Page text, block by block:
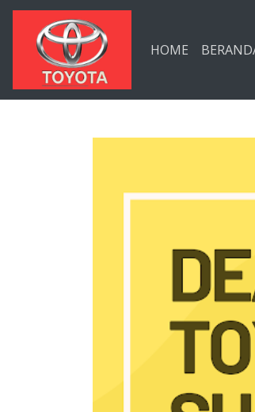
Langsung ke konten utama
HOME